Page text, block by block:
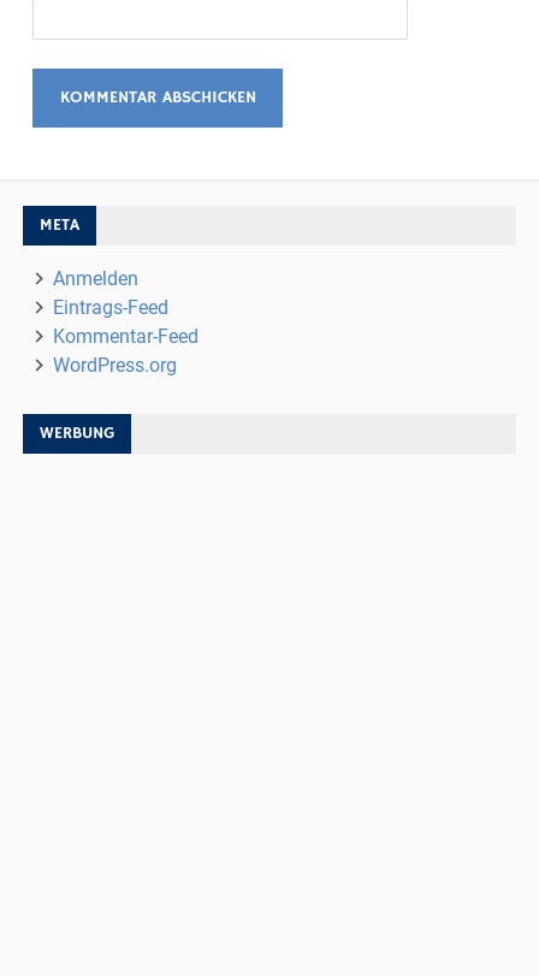
META
Anmelden
Eintrags-Feed
Kommentar-Feed
WordPress.org
WERBUNG